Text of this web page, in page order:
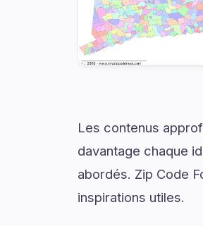
Les contenus
davantage chaque
abordés. Zip Code
inspirations utiles.